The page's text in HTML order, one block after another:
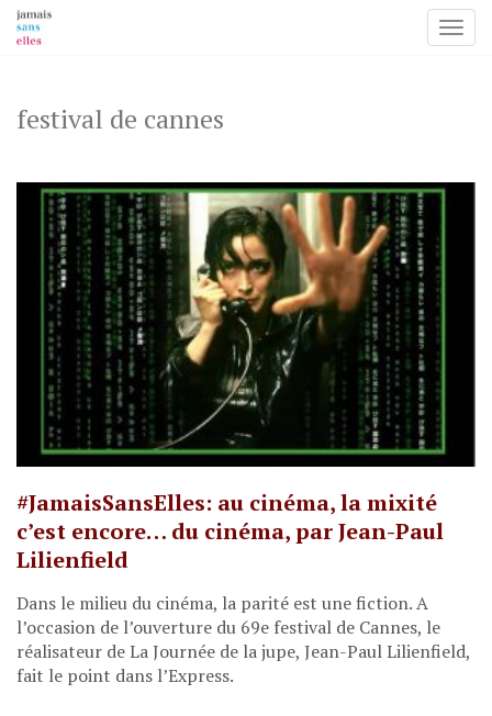
content
festival de cannes
#JamaisSansElles: au cinéma, la mixité
c’est encore… du cinéma, par Jean-Paul
Lilienfield
Dans le milieu du cinéma, la parité est une fiction. A
l’occasion de l’ouverture du 69e festival de Cannes, le
réalisateur de La Journée de la jupe, Jean-Paul Lilienfield,
fait le point dans l’Express.